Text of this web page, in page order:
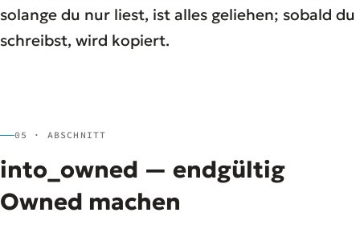
solange du nur liest, ist alles geliehen; sobald du
schreibst, wird kopiert.
05 · ABSCHNITT
into_owned — endgültig
Owned machen